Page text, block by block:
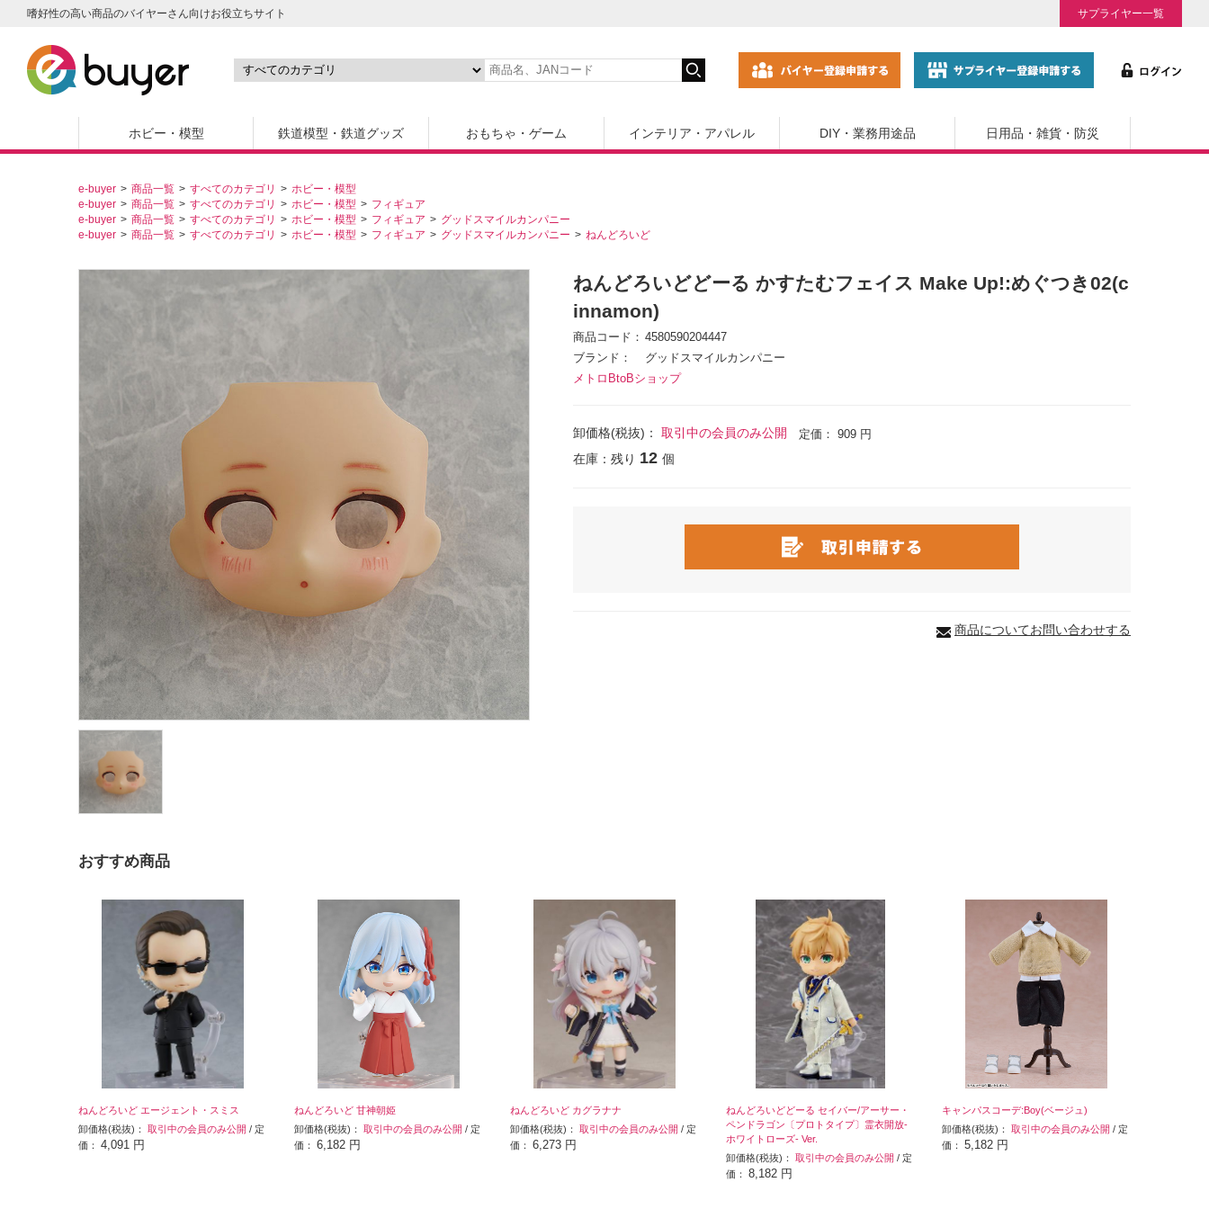
嗜好性の高い商品のバイヤーさん向けお役立ちサイト サプライヤー一覧
ホビー・模型 鉄道模型・鉄道グッズ おもちゃ・ゲーム インテリア・アパレル DIY・業務用途品 日用品・雑貨・防災
e-buyer 商品一覧 すべてのカテゴリ
ホビー・模型
e-buyer
商品一覧 すべてのカテゴリ ホビー・模型
フィギュア
e-buyer
商品一覧 すべてのカテゴリ ホビー・模型 フィギュア
グッドスマイルカンパニー
e-buyer
商品一覧 すべてのカテゴリ ホビー・模型 フィギュア グッドスマイルカンパニー ねんどろいど
ねんどろいどどーる かすたむフェイス Make Up!:めぐつき02(c
innamon)
商品コード
4580590204447
ブランド
グッドスマイルカンパニー
メトロBtoBショップ
卸価格(税抜)： 取引中の会員のみ公開 定価： 909 円
在庫：残り 12 個
商品についてお問い合わせする
おすすめ商品
ねんどろいど エージェント・スミス
卸価格(税抜)： 取引中の会員のみ公開 / 定
価： 4,091 円
ねんどろいど 甘神朝姫
卸価格(税抜)： 取引中の会員のみ公開 / 定
価： 6,182 円
ねんどろいど カグラナナ
卸価格(税抜)： 取引中の会員のみ公開 / 定
価： 6,273 円
ねんどろいどどーる セイバー/アーサー・
ペンドラゴン〔プロトタイプ〕霊衣開放-
ホワイトローズ- Ver.
卸価格(税抜)： 取引中の会員のみ公開 / 定
価： 8,182 円
キャンパスコーデ:Boy(ベージュ)
卸価格(税抜)： 取引中の会員のみ公開 / 定
価： 5,182 円